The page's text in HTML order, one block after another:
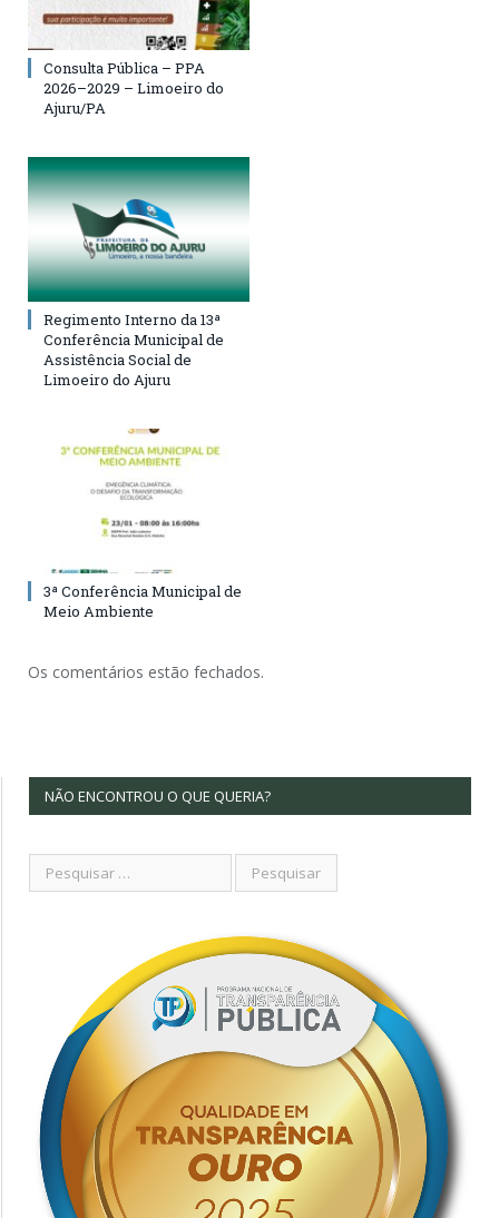
Consulta Pública – PPA
2026–2029 – Limoeiro do
Ajuru/PA
Regimento Interno da 13ª
Conferência Municipal de
Assistência Social de
Limoeiro do Ajuru
3ª Conferência Municipal de
Meio Ambiente
Os comentários estão fechados.
NÃO ENCONTROU O QUE QUERIA?